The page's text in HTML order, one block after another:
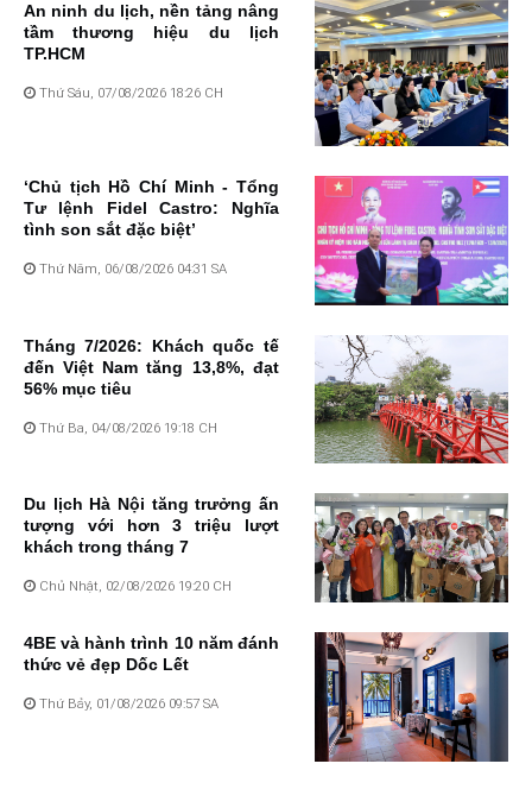
An ninh du lịch, nền tảng nâng
tầm thương hiệu du lịch
TP.HCM
Thứ Sáu, 07/08/2026 18:26 CH
‘Chủ tịch Hồ Chí Minh - Tổng
Tư lệnh Fidel Castro: Nghĩa
tình son sắt đặc biệt’
Thứ Năm, 06/08/2026 04:31 SA
Tháng 7/2026: Khách quốc tế
đến Việt Nam tăng 13,8%, đạt
56% mục tiêu
Thứ Ba, 04/08/2026 19:18 CH
Du lịch Hà Nội tăng trưởng ấn
tượng với hơn 3 triệu lượt
khách trong tháng 7
Chủ Nhật, 02/08/2026 19:20 CH
4BE và hành trình 10 năm đánh
thức vẻ đẹp Dốc Lết
Thứ Bảy, 01/08/2026 09:57 SA